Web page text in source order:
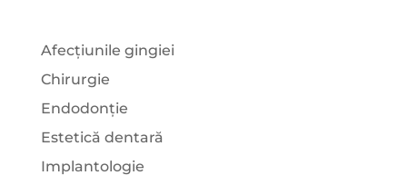
Afecțiunile gingiei
Chirurgie
Endodonție
Estetică dentară
Implantologie